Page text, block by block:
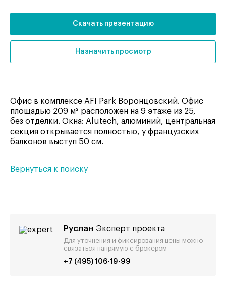
Скачать презентацию
Назначить просмотр
Офис в комплексе AFI Park Воронцовский. Офис
площадью 209 м² расположен на 9 этаже из 25,
без отделки. Окна: Alutech, алюминий, центральная
секция открывается полностью, у французских
балконов выступ 50 см.
Вернуться к поиску
Руслан Эксперт проекта
Для уточнения и фиксирования цены можно
связаться напрямую с брокером
+7 (495) 106-19-99